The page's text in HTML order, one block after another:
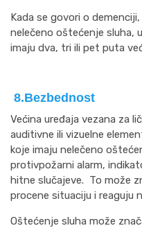
Kada se govori o
nelečeno oštećenje sluha,
imaju dva, tri ili pet puta
8.Bezbednost
Većina uređaja vezana za
auditivne ili vizuelne
koje imaju nelečeno
protivpožarni alarm,
hitne slučajeve. To može
procene situaciju i reaguju
Oštećenje sluha može